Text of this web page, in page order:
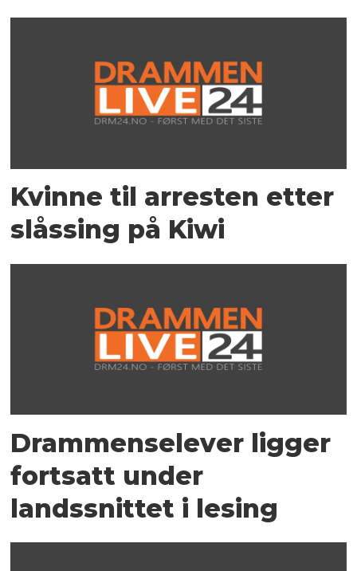
Kvinne til arresten etter
slåssing på Kiwi
Drammenselever ligger
fortsatt under
landssnittet i lesing